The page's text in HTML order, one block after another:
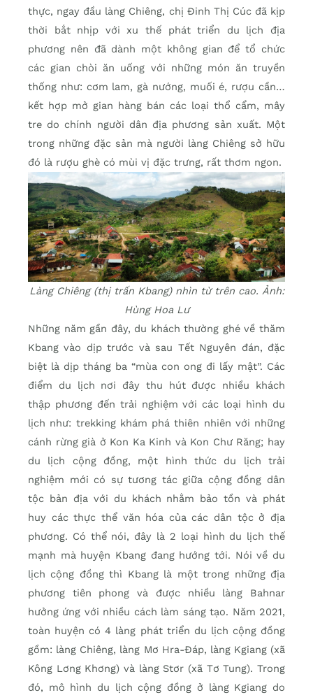
thực, ngay đầu làng Chiêng, chị Đinh Thị Cúc đã kịp
thời bắt nhịp với xu thế phát triển du lịch địa
phương nên đã dành một không gian để tổ chức
các gian chòi ăn uống với những món ăn truyền
thống như: cơm lam, gà nướng, muối é, rượu cần…
kết hợp mở gian hàng bán các loại thổ cẩm, mây
tre do chính người dân địa phương sản xuất. Một
trong những đặc sản mà người làng Chiêng sở hữu
đó là rượu ghè có mùi vị đặc trưng, rất thơm ngon.
Làng Chiêng (thị trấn Kbang) nhìn từ trên cao. Ảnh:
Hùng Hoa Lư
Những năm gần đây, du khách thường ghé về thăm
Kbang vào dịp trước và sau Tết Nguyên đán, đặc
biệt là dịp tháng ba “mùa con ong đi lấy mật”. Các
điểm du lịch nơi đây thu hút được nhiều khách
thập phương đến trải nghiệm với các loại hình du
lịch như: trekking khám phá thiên nhiên với những
cánh rừng già ở Kon Ka Kinh và Kon Chư Răng; hay
du lịch cộng đồng, một hình thức du lịch trải
nghiệm mới có sự tương tác giữa cộng đồng dân
tộc bản địa với du khách nhằm bảo tồn và phát
huy các thực thể văn hóa của các dân tộc ở địa
phương. Có thể nói, đây là 2 loại hình du lịch thế
mạnh mà huyện Kbang đang hướng tới. Nói về du
lịch cộng đồng thì Kbang là một trong những địa
phương tiên phong và được nhiều làng Bahnar
hưởng ứng với nhiều cách làm sáng tạo. Năm 2021,
toàn huyện có 4 làng phát triển du lịch cộng đồng
gồm: làng Chiêng, làng Mơ Hra-Đáp, làng Kgiang (xã
Kông Lơng Khơng) và làng Stơr (xã Tơ Tung). Trong
đó, mô hình du lịch cộng đồng ở làng Kgiang do